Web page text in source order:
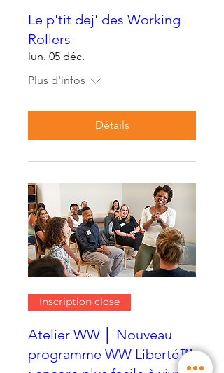
Le p'tit dej' des Working
Rollers
lun. 05 déc.
Plus d'infos
Détails
Inscription close
Atelier WW │ Nouveau
programme WW Liberté™